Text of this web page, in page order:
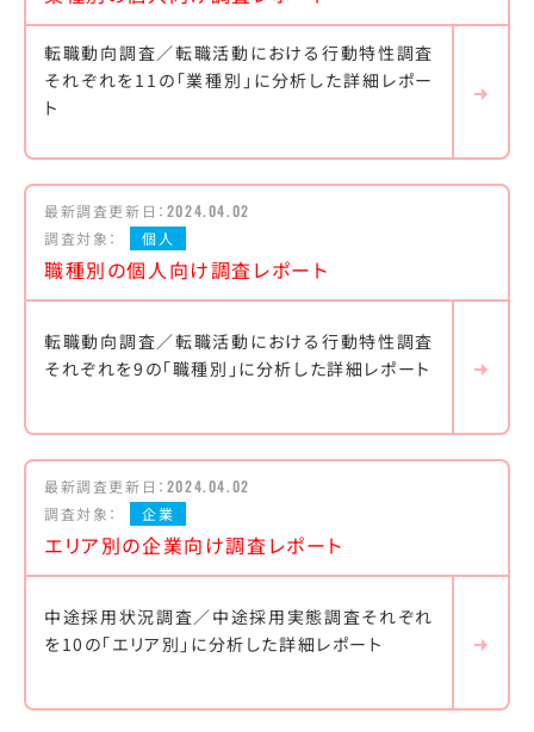
転職動向調査／転職活動における行動特性調査
それぞれを11の「業種別」に分析した詳細レポー
ト
最新調査更新日： 2024.04.02
調査対象：
個人
職種別の個人向け調査レポート
転職動向調査／転職活動における行動特性調査
それぞれを9の「職種別」に分析した詳細レポート
最新調査更新日： 2024.04.02
調査対象：
企業
エリア別の企業向け調査レポート
中途採用状況調査／中途採用実態調査それぞれ
を10の「エリア別」に分析した詳細レポート